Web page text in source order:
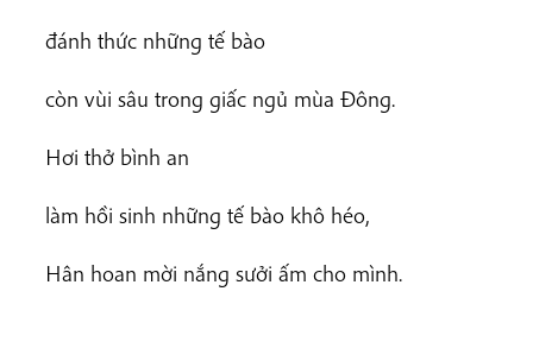
đánh thức những tế bào
còn vùi sâu trong giấc ngủ mùa Đông.
Hơi thở bình an
làm hồi sinh những tế bào khô héo,
Hân hoan mời nắng sưởi ấm cho mình.